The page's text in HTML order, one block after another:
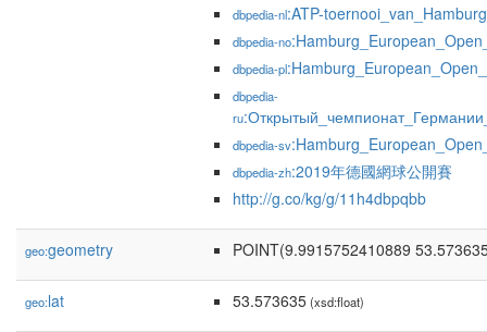
dbpedia-nl:ATP-
dbpedia-no
dbpedia-pl
dbpedia-
ru
dbpedia-sv
dbpedia-zh:2019年德國網球公開賽
http://g.co/kg/g/11h4dbpqbb
geo:geometry POINT(9.9915752410889
geo:lat 53.573635(xsd:float)